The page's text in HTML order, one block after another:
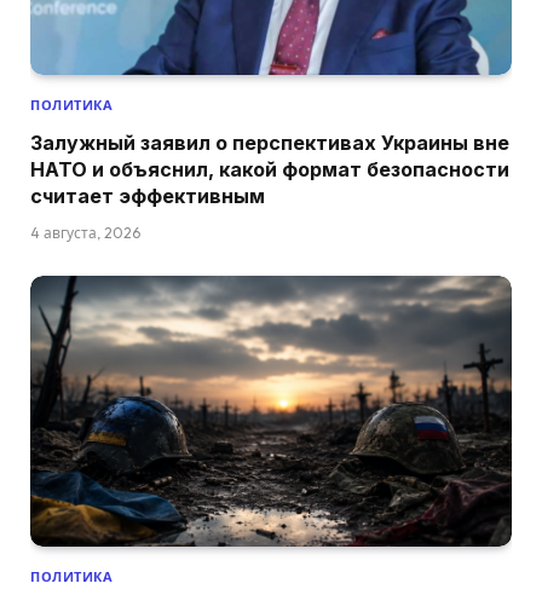
ПОЛИТИКА
Залужный заявил о перспективах Украины вне
НАТО и объяснил, какой формат безопасности
считает эффективным
4 августа, 2026
ПОЛИТИКА